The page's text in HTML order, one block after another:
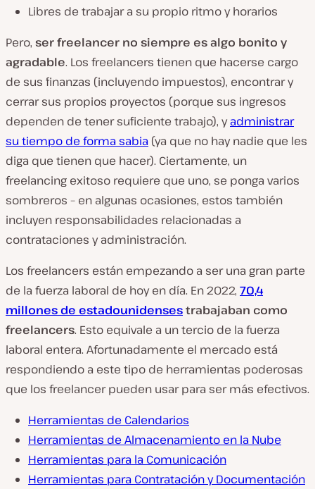
Libres de trabajar a su propio ritmo y horarios
Pero, ser freelancer no siempre es algo bonito y
agradable. Los freelancers tienen que hacerse cargo
de sus finanzas (incluyendo impuestos), encontrar y
cerrar sus propios proyectos (porque sus ingresos
dependen de tener suficiente trabajo), yadministrar
su tiempo de forma sabia (ya que no hay nadie que les
diga que tienen que hacer). Ciertamente, un
freelancing exitoso requiere que uno, se ponga varios
sombreros – en algunas ocasiones, estos también
incluyen responsabilidades relacionadas a
contrataciones y administración.
Los freelancers están empezando a ser una gran parte
de la fuerza laboral de hoy en día. En 2022, 70,4
millones de estadounidensestrabajaban como
freelancers. Esto equivale a un tercio de la fuerza
laboral entera. Afortunadamente el mercado está
respondiendo a este tipo de herramientas poderosas
que los freelancer pueden usar para ser más efectivos.
Herramientas de Calendarios
Herramientas de Almacenamiento en la Nube
Herramientas para la Comunicación
Herramientas para Contratación y Documentación